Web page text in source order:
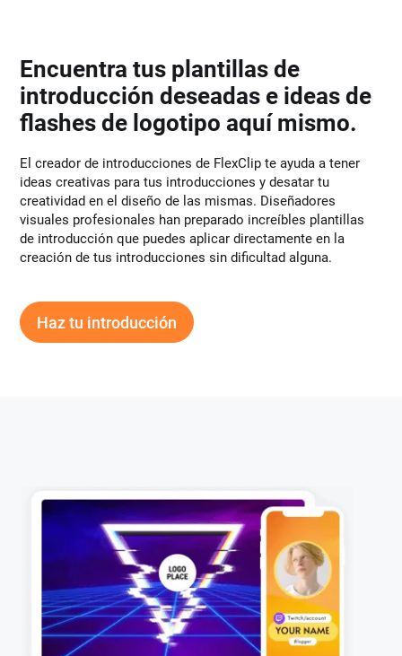
Encuentra tus plantillas de
introducción deseadas e ideas de
flashes de logotipo aquí mismo.
El creador de introducciones de FlexClip te ayuda a tener
ideas creativas para tus introducciones y desatar tu
creatividad en el diseño de las mismas. Diseñadores
visuales profesionales han preparado increíbles plantillas
de introducción que puedes aplicar directamente en la
creación de tus introducciones sin dificultad alguna.
Haz tu introducción